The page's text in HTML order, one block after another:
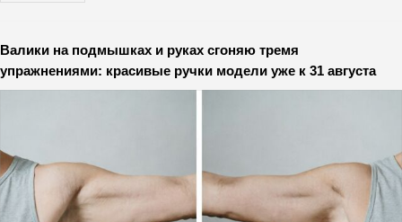
Валики на подмышках и руках сгоняю тремя
упражнениями: красивые ручки модели уже к 31 августа